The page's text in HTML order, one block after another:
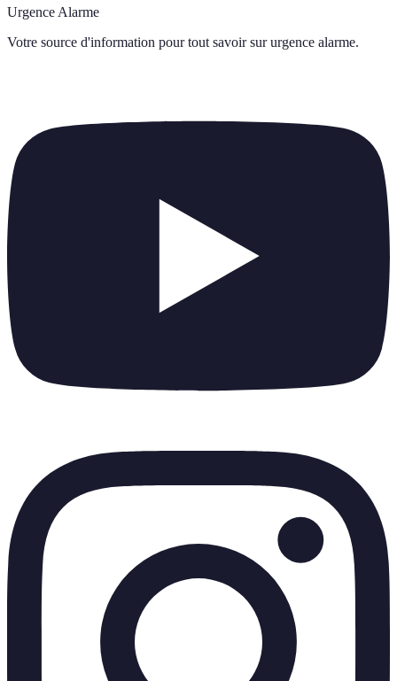
Urgence Alarme
Votre source d'information pour tout savoir sur urgence alarme.